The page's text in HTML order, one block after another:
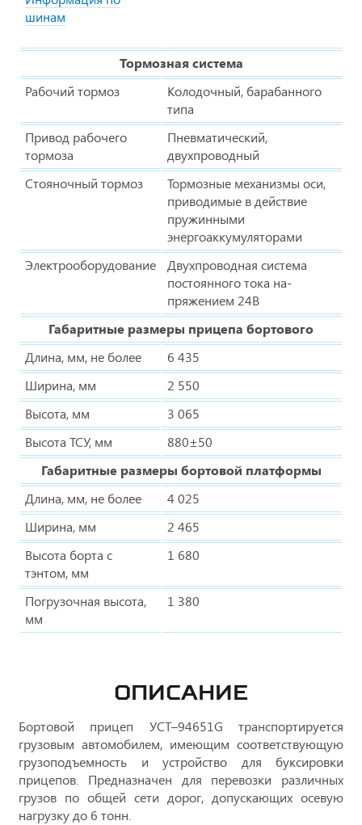
шинам
Тормозная система
Рабочий тормоз
Колодочный, барабанного
типа
Привод рабочего
тормоза
Пневматический,
двухпроводный
Стояночный тормоз
Тормозные механизмы оси,
приводимые в действие
пружинными
энергоаккумуляторами
Электрооборудование
Двухпроводная система
постоянного тока на-
пряжением 24В
Габаритные размеры прицепа бортового
Длина, мм, не более
6 435
Ширина, мм
2 550
Высота, мм
3 065
Высота ТСУ, мм
880±50
Габаритные размеры бортовой платформы
Длина, мм, не более
4 025
Ширина, мм
2 465
Высота борта с
тэнтом, мм
1 680
Погрузочная высота,
мм
1 380
ОПИСАНИЕ
Бортовой прицеп УСТ–94651G транспортируется
грузовым автомобилем, имеющим соответствующую
грузоподъемность и устройство для буксировки
прицепов. Предназначен для перевозки различных
грузов по общей сети дорог, допускающих осевую
нагрузку до 6 тонн.